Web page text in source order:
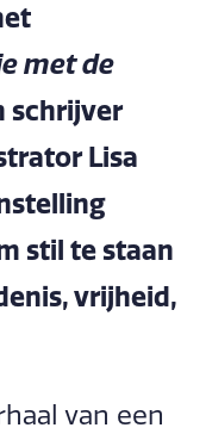
met de
schrijver
Lisa
stil te staan
vrijheid,
van een